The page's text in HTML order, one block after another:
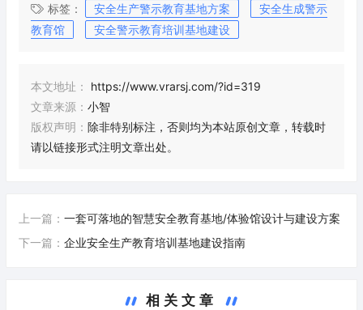
标签： 安全生产警示教育基地方案
安全生成警示
教育馆
安全警示教育培训基地建设
本文地址：
https://www.vrarsj.com/?id=319
文章来源： 小智
版权声明： 除非特别标注，否则均为本站原创文章，转载时
请以链接形式注明文章出处。
上一篇： 一套可落地的智慧安全教育基地/体验馆设计与建设方案
下一篇： 企业安全生产教育培训基地建设指南
相关文章